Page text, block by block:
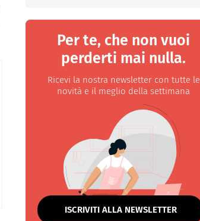
Per te, che non vuoi
perderti mai nulla.
Ricevi la nostra newsletter con tutte le
novità e il meglio della settimana
ISCRIVITI ALLA NEWSLETTER